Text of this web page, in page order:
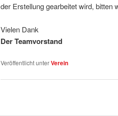
der Erstellung gearbeitet wird, bitten
Vielen Dank
Der Teamvorstand
Veröffentlicht unterVerein